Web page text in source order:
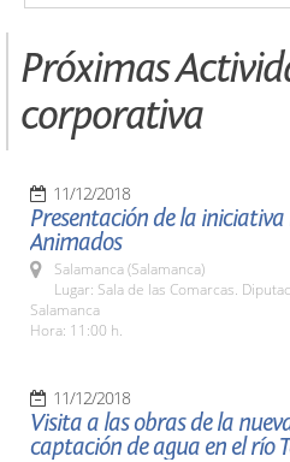
Próximas
corporativa
11/12/2018
Presentación de la iniciativa
Animados
Salamanca (Salamanca)
Lugar: Sala de las Comarcas.
Salamanca
Hora: 11:00 h.
11/12/2018
Visita a las obras de la
captación de agua en el río